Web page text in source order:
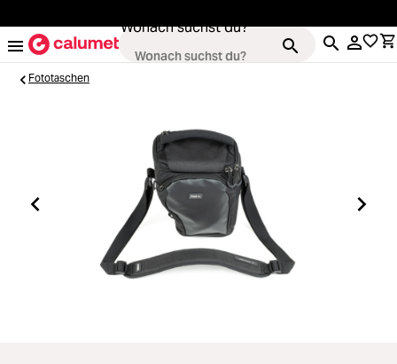
Wonach suchst du?
Loading... Objektive
Video & Drohnen
Fototaschen